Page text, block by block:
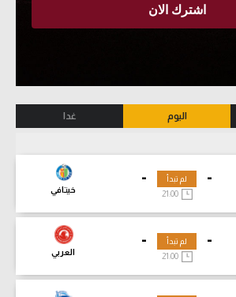
اليوم غدا
-
-
خيتافي
لم تبدأ
21:00
-
-
العربي
لم تبدأ
21:00